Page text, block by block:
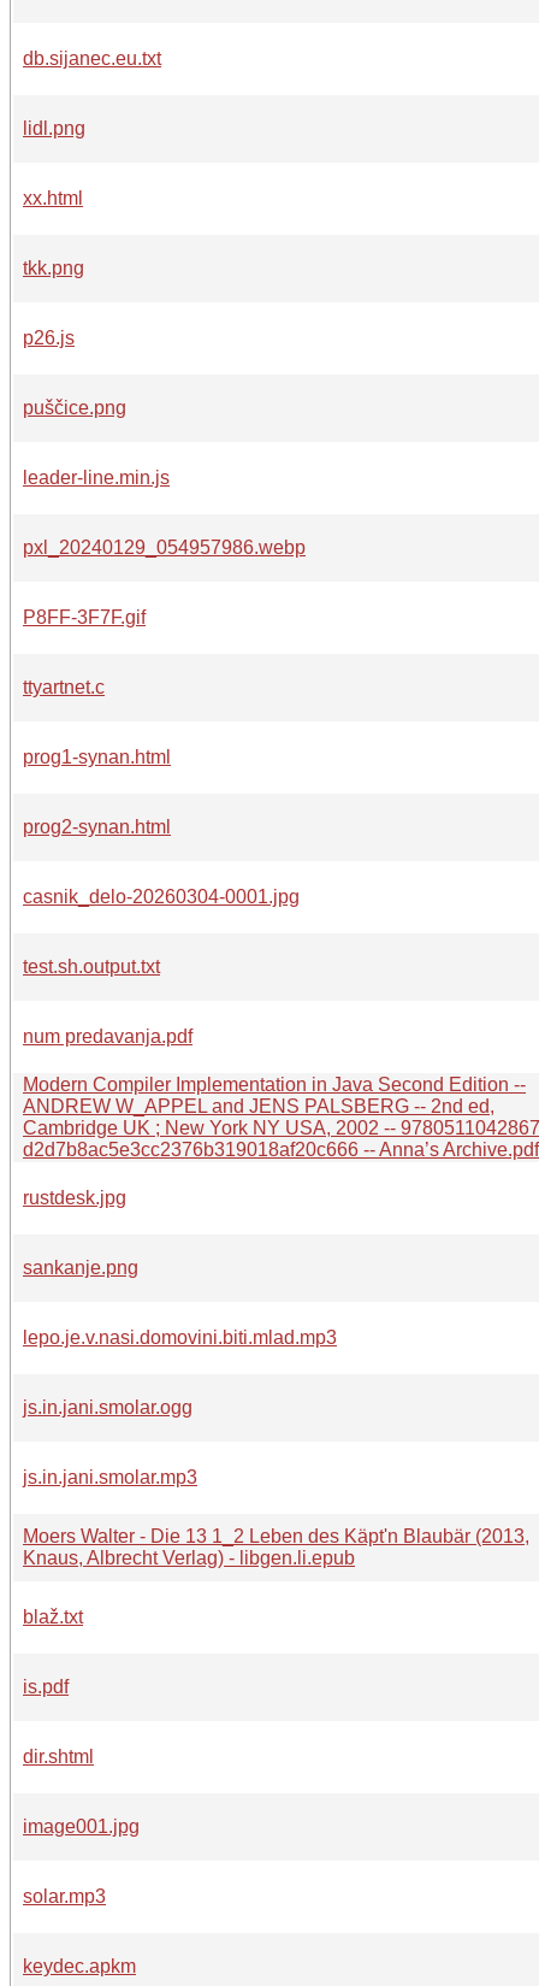
db.sijanec.eu.txt
lidl.png
xx.html
tkk.png
p26.js
puščice.png
leader-line.min.js
pxl_20240129_054957986.webp
P8FF-3F7F.gif
ttyartnet.c
prog1-synan.html
prog2-synan.html
casnik_delo-20260304-0001.jpg
test.sh.output.txt
num predavanja.pdf
Modern Compiler Implementation in Java Second Edition --
ANDREW W_APPEL and JENS PALSBERG -- 2nd ed,
Cambridge UK ; New York NY USA, 2002 --
d2d7b8ac5e3cc2376b319018af20c666 -- Anna’s Archive.pdf
rustdesk.jpg
sankanje.png
lepo.je.v.nasi.domovini.biti.mlad.mp3
js.in.jani.smolar.ogg
js.in.jani.smolar.mp3
Moers Walter - Die 13 1_2 Leben des Käpt'n Blaubär (2013,
Knaus, Albrecht Verlag) - libgen.li.epub
blaž.txt
is.pdf
dir.shtml
image001.jpg
solar.mp3
keydec.apkm